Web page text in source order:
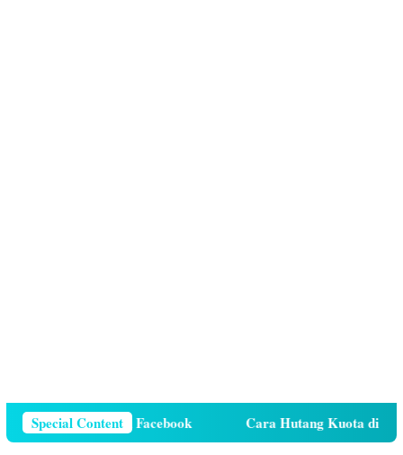
Special Content
Telepon Di Facebook Cara Hutang Kuota di Telkomsel